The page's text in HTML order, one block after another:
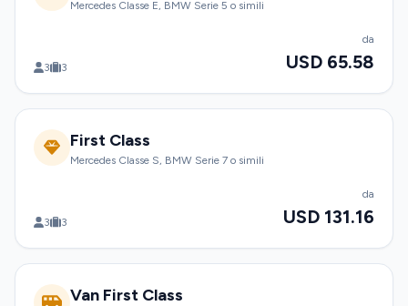
Mercedes Classe E, BMW Serie 5 o simili
3 3
da
USD 65.58
First Class
Mercedes Classe S, BMW Serie 7 o simili
3 3
da
USD 131.16
Van First Class